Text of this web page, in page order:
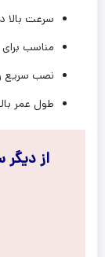
سرعت بالا
مناسب
نصب سریع
طول عمر
از